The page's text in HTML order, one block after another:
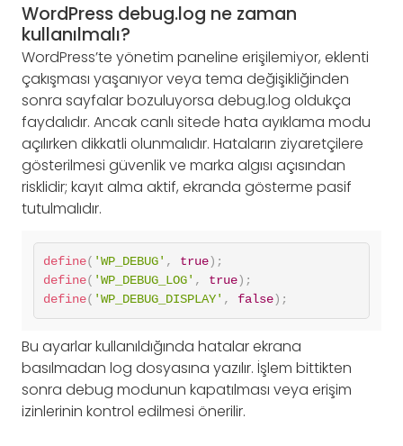
WordPress debug.log ne zaman
kullanılmalı?
WordPress’te yönetim paneline erişilemiyor, eklenti
çakışması yaşanıyor veya tema değişikliğinden
sonra sayfalar bozuluyorsa debug.log oldukça
faydalıdır. Ancak canlı sitede hata ayıklama modu
açılırken dikkatli olunmalıdır. Hataların ziyaretçilere
gösterilmesi güvenlik ve marka algısı açısından
risklidir; kayıt alma aktif, ekranda gösterme pasif
tutulmalıdır.
define( 'WP_DEBUG' , true) ;
define( 'WP_DEBUG_LOG' , true) ;
define( 'WP_DEBUG_DISPLAY' , false) ;
Bu ayarlar kullanıldığında hatalar ekrana
basılmadan log dosyasına yazılır. İşlem bittikten
sonra debug modunun kapatılması veya erişim
izinlerinin kontrol edilmesi önerilir.